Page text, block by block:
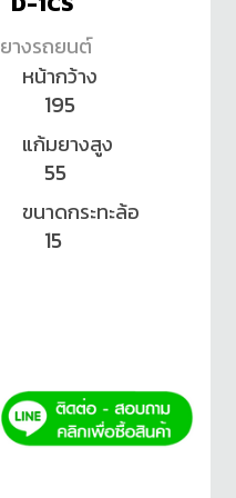
ยางรถยนต์
หน้ากว้าง
195
แก้มยางสูง
55
ขนาดกระทะล้อ
15